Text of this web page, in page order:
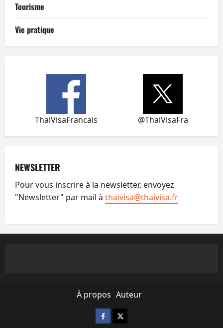
Tourisme
Vie pratique
ThaiVisaFrancais @ThaiVisaFra
NEWSLETTER
Pour vous inscrire à la newsletter, envoyez
"Newsletter" par mail à thaivisa@thaivisa.fr
À propos Auteur
Facebook
X